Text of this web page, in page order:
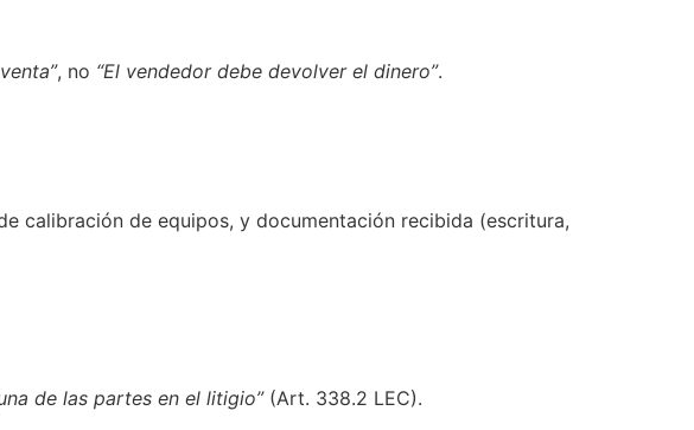
, no “El vendedor debe devolver el dinero”.
calibración de equipos, y documentación recibida (escritura,
de las partes en el litigio”(Art. 338.2 LEC).